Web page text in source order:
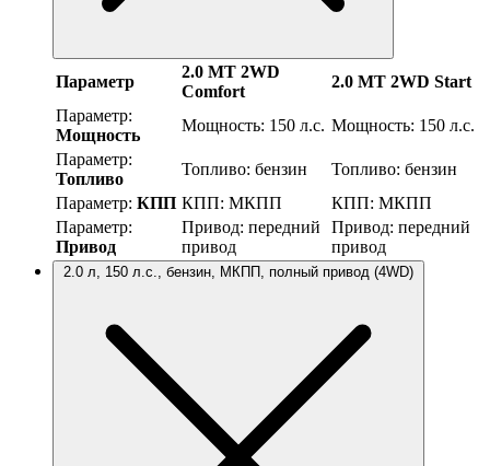
Параметр
2.0 MT 2WD
Comfort
2.0 MT 2WD Start
Параметр:
Мощность
Мощность: 150 л.с. Мощность: 150 л.с.
Параметр:
Топливо
Топливо: бензин Топливо: бензин
Параметр: КПП КПП: МКПП КПП: МКПП
Параметр:
Привод
Привод: передний
привод
Привод: передний
привод
2.0 л, 150 л.с., бензин, МКПП, полный привод (4WD)